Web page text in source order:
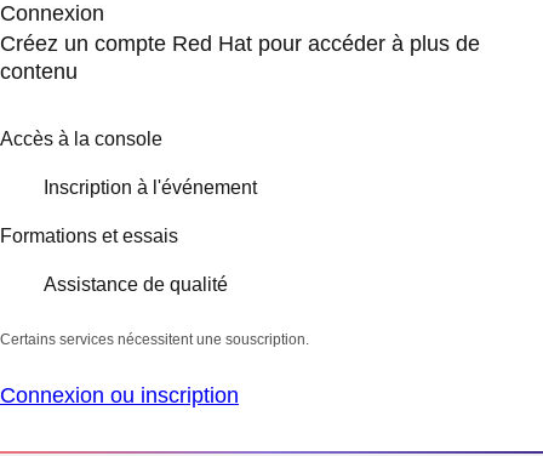
Connexion
Créez un compte Red Hat pour accéder à plus de
contenu
Accès à la console
Inscription à l'événement
Formations et essais
Assistance de qualité
Certains services nécessitent une souscription.
Connexion ou inscription